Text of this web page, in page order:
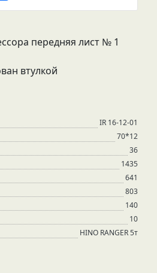
передняя лист № 1
втулкой
IR 16-12-01
70*12
36
1435
641
803
140
10
HINO RANGER 5т